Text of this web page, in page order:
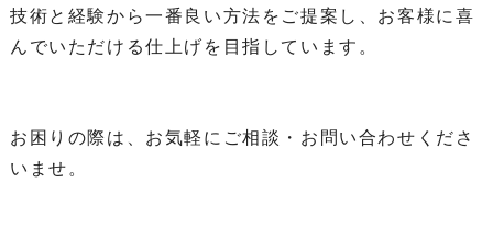
技術と経験から一番良い方法をご提案し、お客様に喜
んでいただける仕上げを目指しています。
お困りの際は、お気軽にご相談・お問い合わせくださ
いませ。